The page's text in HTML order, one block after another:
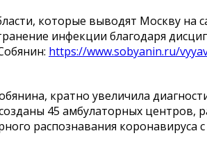
которые выводят Москву на
инфекции благодаря
https://www.sobyanin.ru/
кратно увеличила
45 амбулаторных центров,
распознавания